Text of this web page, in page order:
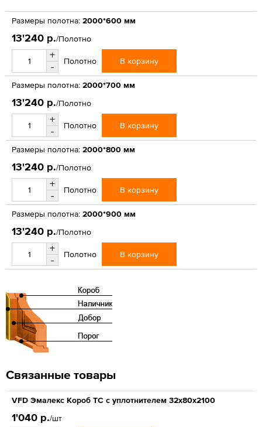
Размеры полотна: 2000*600 мм
13'240 р./Полотно
+
-
Полотно В корзину
Размеры полотна: 2000*700 мм
13'240 р./Полотно
+
-
Полотно В корзину
Размеры полотна: 2000*800 мм
13'240 р./Полотно
+
-
Полотно В корзину
Размеры полотна: 2000*900 мм
13'240 р./Полотно
+
-
Полотно В корзину
Связанные товары
VFD Эмалекс Короб ТС с уплотнителем 32x80x2100
1'040 р./шт